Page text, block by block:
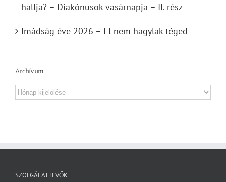
hallja? – Diakónusok vasárnapja – II. rész
Imádság éve 2026 – El nem hagylak téged
Archívum
Archívum
SZOLGÁLATTEVŐK